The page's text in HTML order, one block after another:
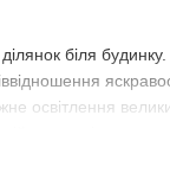
біля
освітлення